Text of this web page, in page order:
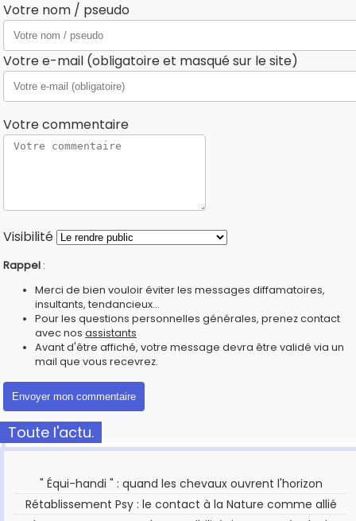
Votre nom / pseudo
Votre e-mail (obligatoire et masqué sur le site)
Votre commentaire
Visibilité
Rappel :
Merci de bien vouloir éviter les messages diffamatoires,
insultants, tendancieux...
Pour les questions personnelles générales, prenez contact
avec nos assistants
Avant d'être affiché, votre message devra être validé via un
mail que vous recevrez.
Toute l'actu.
" Équi-handi " : quand les chevaux ouvrent l'horizon
Rétablissement Psy : le contact à la Nature comme allié